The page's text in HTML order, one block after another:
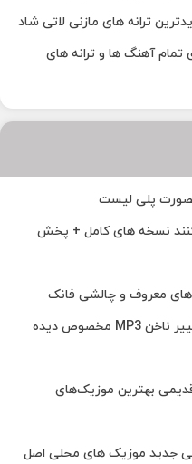
ترانه های مازنی لاتی شاد
آهنگ‌ ها و ترانه‌ های
پلی لیست
نسخه های کامل + پخش
معروف و چالشی فانک
دانلود مجموعه آهنگ برای چالش تغییر ناخن MP3 مخصوص دیده
بهترین موزیک‌های
جدید موزیک های محلی اصل